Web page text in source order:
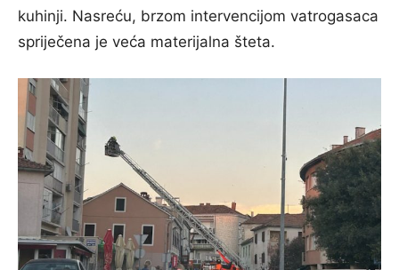
kuhinji. Nasreću, brzom intervencijom vatrogasaca
spriječena je veća materijalna šteta.